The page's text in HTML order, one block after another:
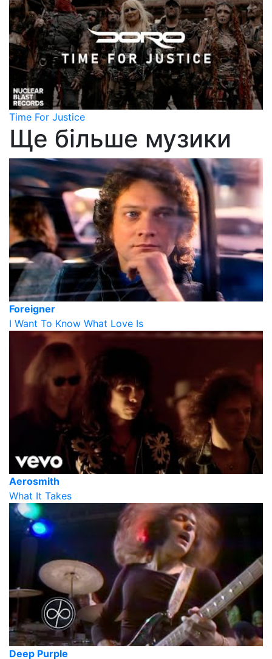
Time For Justice
Ще більше музики
Foreigner
I Want To Know What Love Is
Aerosmith
What It Takes
Deep Purple